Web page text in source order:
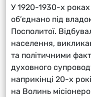
У 1920-1930-х
об’єднано під
Посполитої.
населення,
та політичними
духовного
наприкінці 20-х
на Волинь